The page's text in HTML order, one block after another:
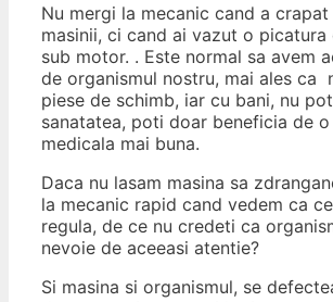
Nu mergi la mecanic cand a
masinii, ci cand ai vazut o picatura
sub motor. . Este normal sa avem
de organismul nostru, mai ales ca
piese de schimb, iar cu bani, nu
sanatatea, poti doar beneficia de
medicala mai buna.
Daca nu lasam masina sa
la mecanic rapid cand vedem ca
regula, de ce nu credeti ca
nevoie de aceeasi atentie?
Si masina si organismul, se